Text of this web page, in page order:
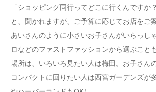
「ショッピング同行ってどこに行くんですか
と、聞かれますが、ご予算に応じてお店をご
あいさんのように小さいお子さんがいらっし
ロなどのファストファッションから選ぶこと
場所は、いろいろ見たい人は梅田。お子さん
コンパクトに回りたい人は西宮ガーデンズが